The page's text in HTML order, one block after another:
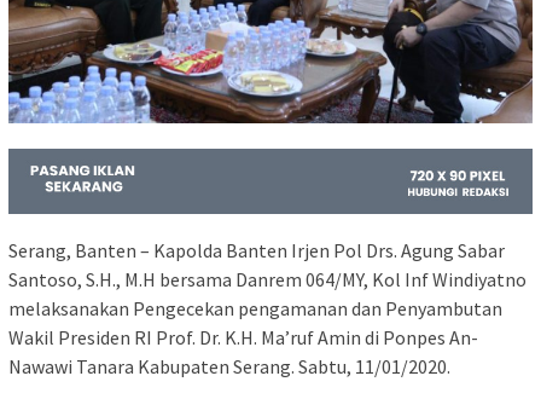
Serang, Banten – Kapolda Banten Irjen Pol Drs. Agung Sabar
Santoso, S.H., M.H bersama Danrem 064/MY, Kol Inf Windiyatno
melaksanakan Pengecekan pengamanan dan Penyambutan
Wakil Presiden RI Prof. Dr. K.H. Ma’ruf Amin di Ponpes An-
Nawawi Tanara Kabupaten Serang. Sabtu, 11/01/2020.